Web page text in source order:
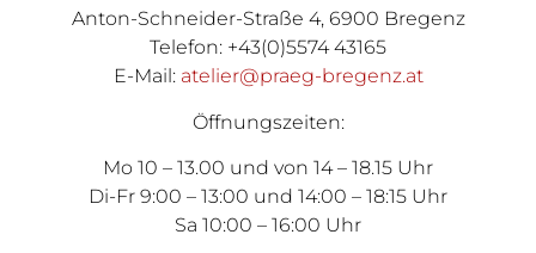
Anton-Schneider-Straße 4, 6900 Bregenz
Telefon: +43(0)5574 43165
E-Mail: atelier@praeg-bregenz.at
Öffnungszeiten:
Mo 10 – 13.00 und von 14 – 18.15 Uhr
Di-Fr 9:00 – 13:00 und 14:00 – 18:15 Uhr
Sa 10:00 – 16:00 Uhr